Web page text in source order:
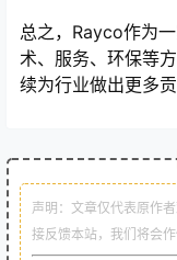
总之，Rayco作为
术、服务、环保等
续为行业做出更多贡
声明：文章仅代表原作
接反馈本站，我们将会作